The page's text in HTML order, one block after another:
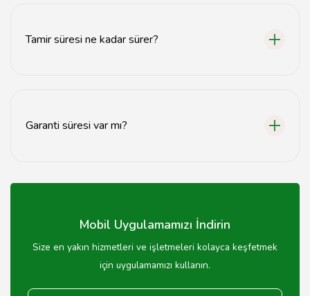
Tamir süresi ne kadar sürer?
Garanti süresi var mı?
garanti süresi sunulmaktadır.
Mobil Uygulamamızı İndirin
Size en yakın hizmetleri ve işletmeleri kolayca keşfetmek
için uygulamamızı kullanın.